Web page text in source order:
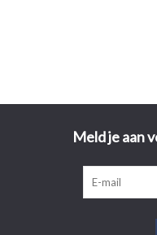
Meld je aan